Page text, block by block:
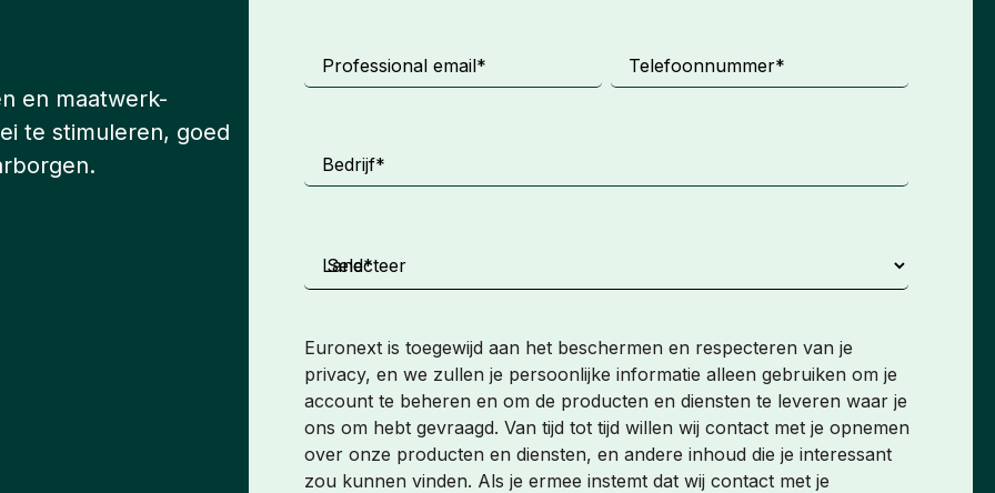
en maatwerk-
te stimuleren, goed
Professional email* Telefoonnummer*
Bedrijf*
Land*
Euronext is toegewijd aan het beschermen en respecteren van je
privacy, en we zullen je persoonlijke informatie alleen gebruiken om je
account te beheren en om de producten en diensten te leveren waar je
ons om hebt gevraagd. Van tijd tot tijd willen wij contact met je opnemen
over onze producten en diensten, en andere inhoud die je interessant
zou kunnen vinden. Als je ermee instemt dat wij contact met je